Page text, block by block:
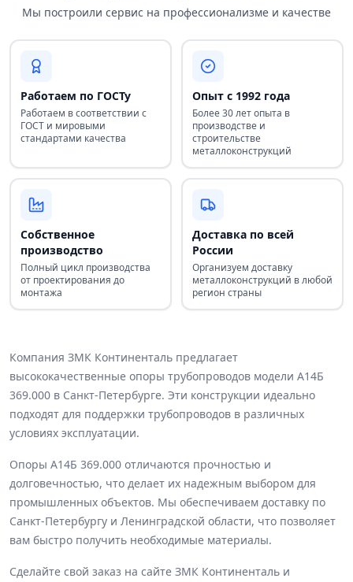
Мы построили сервис на профессионализме и качестве
Работаем по ГОСТу
Работаем в соответствии с
ГОСТ и мировыми
стандартами качества
Опыт с 1992 года
Более 30 лет опыта в
производстве и
строительстве
металлоконструкций
Собственное
производство
Полный цикл производства
от проектирования до
монтажа
Доставка по всей
России
Организуем доставку
металлоконструкций в любой
регион страны
Компания ЗМК Континенталь предлагает
высококачественные опоры трубопроводов модели А14Б
369.000 в Санкт-Петербурге. Эти конструкции идеально
подходят для поддержки трубопроводов в различных
условиях эксплуатации.
Опоры А14Б 369.000 отличаются прочностью и
долговечностью, что делает их надежным выбором для
промышленных объектов. Мы обеспечиваем доставку по
Санкт-Петербургу и Ленинградской области, что позволяет
вам быстро получить необходимые материалы.
Сделайте свой заказ на сайте ЗМК Континенталь и